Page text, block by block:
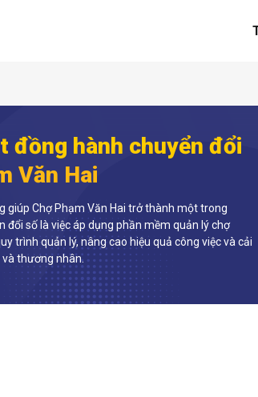
đồng hành chuyển đổi
Văn Hai
giúp Chợ Phạm Văn Hai trở thành một trong
đổi số là việc áp dụng phần mềm quản lý chợ
trình quản lý, nâng cao hiệu quả công việc và cải
thương nhân.